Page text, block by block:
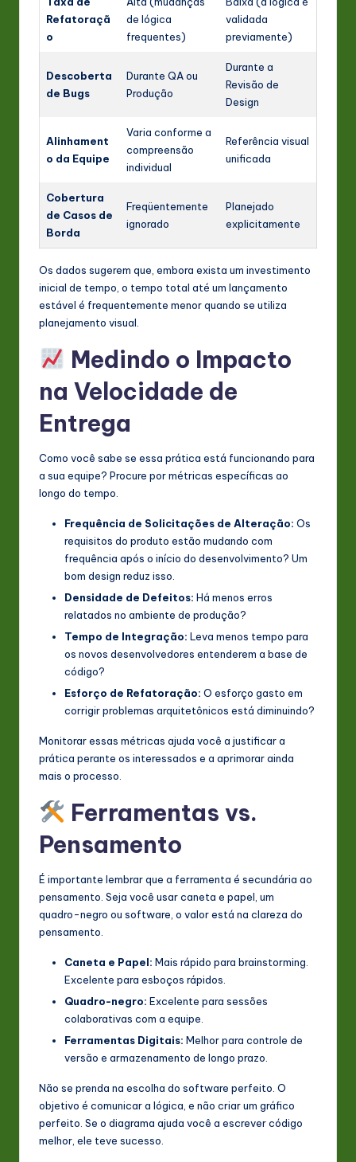
Refatoraçã
o
de lógica
frequentes)
validada
previamente)
Descoberta
de Bugs
Durante QA ou
Produção
Durante a
Revisão de
Design
Alinhament
o da Equipe
Varia conforme a
compreensão
individual
Referência visual
unificada
Cobertura
de Casos de
Borda
Freqüentemente
ignorado
Planejado
explicitamente
Os dados sugerem que, embora exista um investimento
inicial de tempo, o tempo total até um lançamento
estável é frequentemente menor quando se utiliza
planejamento visual.
Medindo o Impacto
na Velocidade de
Entrega
Como você sabe se essa prática está funcionando para
a sua equipe? Procure por métricas específicas ao
longo do tempo.
Frequência de Solicitações de Alteração: Os
requisitos do produto estão mudando com
frequência após o início do desenvolvimento? Um
bom design reduz isso.
Densidade de Defeitos: Há menos erros
relatados no ambiente de produção?
Tempo de Integração: Leva menos tempo para
os novos desenvolvedores entenderem a base de
código?
Esforço de Refatoração: O esforço gasto em
corrigir problemas arquitetônicos está diminuindo?
Monitorar essas métricas ajuda você a justificar a
prática perante os interessados e a aprimorar ainda
mais o processo.
Ferramentas vs.
Pensamento
É importante lembrar que a ferramenta é secundária ao
pensamento. Seja você usar caneta e papel, um
quadro-negro ou software, o valor está na clareza do
pensamento.
Caneta e Papel: Mais rápido para brainstorming.
Excelente para esboços rápidos.
Quadro-negro: Excelente para sessões
colaborativas com a equipe.
Ferramentas Digitais: Melhor para controle de
versão e armazenamento de longo prazo.
Não se prenda na escolha do software perfeito. O
objetivo é comunicar a lógica, e não criar um gráfico
perfeito. Se o diagrama ajuda você a escrever código
melhor, ele teve sucesso.